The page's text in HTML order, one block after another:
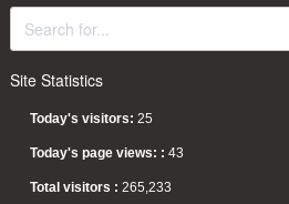
Site Statistics
Today's visitors: 25
Today's page views: : 43
Total visitors : 265,233